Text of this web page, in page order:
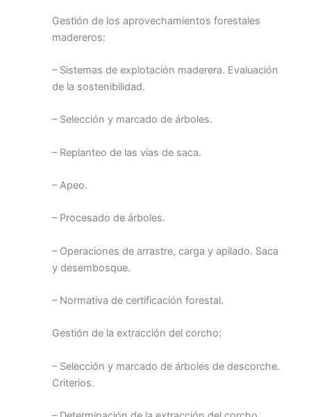
Gestión de los aprovechamientos forestales
madereros:
– Sistemas de explotación maderera. Evaluación
de la sostenibilidad.
– Selección y marcado de árboles.
– Replanteo de las vías de saca.
– Apeo.
– Procesado de árboles.
– Operaciones de arrastre, carga y apilado. Saca
y desembosque.
– Normativa de certificación forestal.
Gestión de la extracción del corcho:
– Selección y marcado de árboles de descorche.
Criterios.